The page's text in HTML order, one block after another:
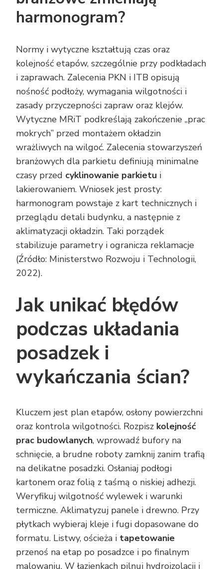
harmonogram?
Normy i wytyczne kształtują czas oraz
kolejność etapów, szczególnie przy podkładach
i zaprawach. Zalecenia PKN i ITB opisują
nośność podłoży, wymagania wilgotności i
zasady przyczepności zapraw oraz klejów.
Wytyczne MRiT podkreślają zakończenie „prac
mokrych” przed montażem okładzin
wrażliwych na wilgoć. Zalecenia stowarzyszeń
branżowych dla parkietu definiują minimalne
czasy przed cyklinowanie parkietu i
lakierowaniem. Wniosek jest prosty:
harmonogram powstaje z kart technicznych i
przeglądu detali budynku, a następnie z
aklimatyzacji okładzin. Taki porządek
stabilizuje parametry i ogranicza reklamacje
(Źródło: Ministerstwo Rozwoju i Technologii,
2022).
Jak unikać błędów
podczas układania
posadzek i
wykańczania ścian?
Kluczem jest plan etapów, osłony powierzchni
oraz kontrola wilgotności. Rozpisz kolejność
prac budowlanych, wprowadź bufory na
schnięcie, a brudne roboty zamknij zanim trafią
na delikatne posadzki. Osłaniaj podłogi
kartonem oraz folią z taśmą o niskiej adhezji.
Weryfikuj wilgotność wylewek i warunki
termiczne. Aklimatyzuj panele i drewno. Przy
płytkach wybieraj kleje i fugi dopasowane do
formatu. Listwy, ościeża i tapetowanie
przenoś na etap po posadzce i po finalnym
malowaniu. W łazienkach pilnuj hydroizolacji i